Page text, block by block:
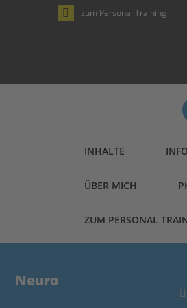
zum Personal Training
INHALTE INFO
ÜBER MICH
ZUM PERSONAL
Neuro